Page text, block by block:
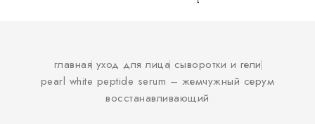
главная уход для лица сыворотки и гели
pearl white peptide serum – жемчужный серум
восстанавливающий